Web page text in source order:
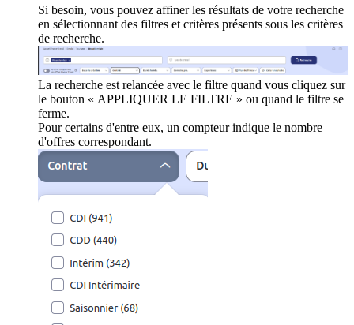
Si besoin, vous pouvez affiner les résultats de votre recherche
en sélectionnant des filtres et critères présents sous les critères
de recherche.
La recherche est relancée avec le filtre quand vous cliquez sur
le bouton « APPLIQUER LE FILTRE » ou quand le filtre se
ferme.
Pour certains d'entre eux, un compteur indique le nombre
d'offres correspondant.